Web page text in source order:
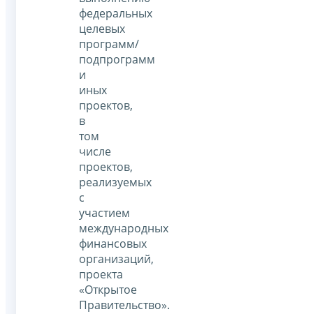
федеральных
целевых
программ/
подпрограмм
и
иных
проектов,
в
том
числе
проектов,
реализуемых
с
участием
международных
финансовых
организаций,
проекта
«Открытое
Правительство».